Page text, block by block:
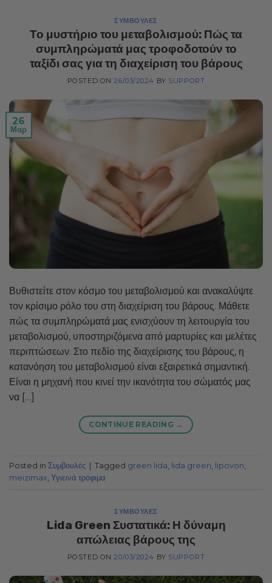
ΣΥΜΒΟΥΛΈΣ
Το μυστήριο του μεταβολισμού: Πώς τα
συμπληρώματά μας τροφοδοτούν το
ταξίδι σας για τη διαχείριση του βάρους
POSTED ON26/03/2024 BY SUPPORT
26
Μαρ
Βυθιστείτε στον κόσμο του μεταβολισμού και ανακαλύψτε
τον κρίσιμο ρόλο του στη διαχείριση του βάρους. Μάθετε
πώς τα συμπληρώματά μας ενισχύουν τη λειτουργία του
μεταβολισμού, υποστηριζόμενα από μαρτυρίες και μελέτες
περιπτώσεων. Στο πεδίο της διαχείρισης του βάρους, η
κατανόηση του μεταβολισμού είναι εξαιρετικά σημαντική.
Είναι η μηχανή που κινεί την ικανότητα του σώματός μας
να […]
CONTINUE READING →
Posted in Συμβουλές Tagged green lida, lida green, lipovon,
meizimax, Υγιεινά τρόφιμα
ΣΥΜΒΟΥΛΈΣ
Lida Green Συστατικά: Η δύναμη
απώλειας βάρους της
POSTED ON20/03/2024 BY SUPPORT